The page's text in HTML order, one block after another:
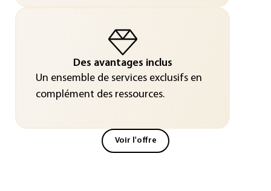
Des avantages inclus
Un ensemble de services exclusifs en
complément des ressources.
Voir l'offre